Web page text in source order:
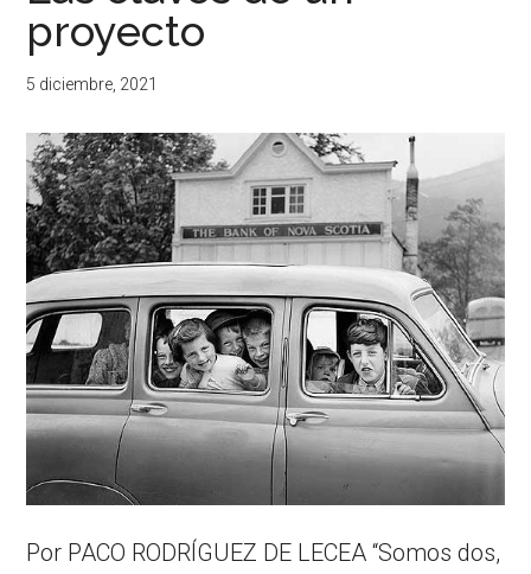
proyecto
5 diciembre, 2021
Por PACO RODRÍGUEZ DE LECEA “Somos dos,